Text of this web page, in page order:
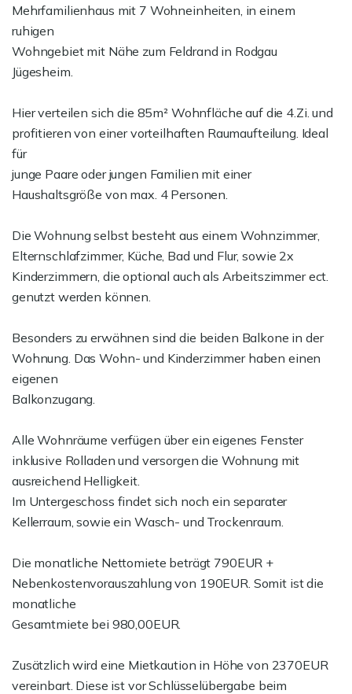
Mehrfamilienhaus mit 7 Wohneinheiten, in einem
ruhigen
Wohngebiet mit Nähe zum Feldrand in Rodgau
Jügesheim.
Hier verteilen sich die 85m² Wohnfläche auf die 4.Zi. und
profitieren von einer vorteilhaften Raumaufteilung. Ideal
für
junge Paare oder jungen Familien mit einer
Haushaltsgröße von max. 4 Personen.
Die Wohnung selbst besteht aus einem Wohnzimmer,
Elternschlafzimmer, Küche, Bad und Flur, sowie 2x
Kinderzimmern, die optional auch als Arbeitszimmer ect.
genutzt werden können.
Besonders zu erwähnen sind die beiden Balkone in der
Wohnung. Das Wohn- und Kinderzimmer haben einen
eigenen
Balkonzugang.
Alle Wohnräume verfügen über ein eigenes Fenster
inklusive Rolladen und versorgen die Wohnung mit
ausreichend Helligkeit.
Im Untergeschoss findet sich noch ein separater
Kellerraum, sowie ein Wasch- und Trockenraum.
Die monatliche Nettomiete beträgt 790EUR +
Nebenkostenvorauszahlung von 190EUR. Somit ist die
monatliche
Gesamtmiete bei 980,00EUR.
Zusätzlich wird eine Mietkaution in Höhe von 2370EUR
vereinbart. Diese ist vor Schlüsselübergabe beim